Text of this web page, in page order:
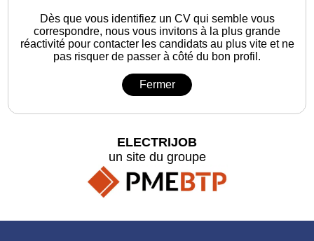
Dès que vous identifiez un CV qui semble vous
correspondre, nous vous invitons à la plus grande
réactivité pour contacter les candidats au plus vite et ne
pas risquer de passer à côté du bon profil.
Fermer
ELECTRIJOB
un site du groupe